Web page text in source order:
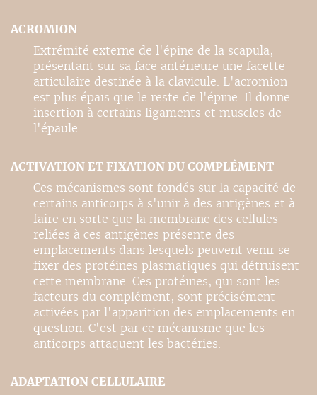
ACROMION
Extrémité externe de l'épine de la scapula,
présentant sur sa face antérieure une facette
articulaire destinée à la clavicule. L'acromion
est plus épais que le reste de l'épine. Il donne
insertion à certains ligaments et muscles de
l'épaule.
ACTIVATION ET FIXATION DU COMPLÉMENT
Ces mécanismes sont fondés sur la capacité de
certains anticorps à s'unir à des antigènes et à
faire en sorte que la membrane des cellules
reliées à ces antigènes présente des
emplacements dans lesquels peuvent venir se
fixer des protéines plasmatiques qui détruisent
cette membrane. Ces protéines, qui sont les
facteurs du complément, sont précisément
activées par l'apparition des emplacements en
question. C'est par ce mécanisme que les
anticorps attaquent les bactéries.
ADAPTATION CELLULAIRE